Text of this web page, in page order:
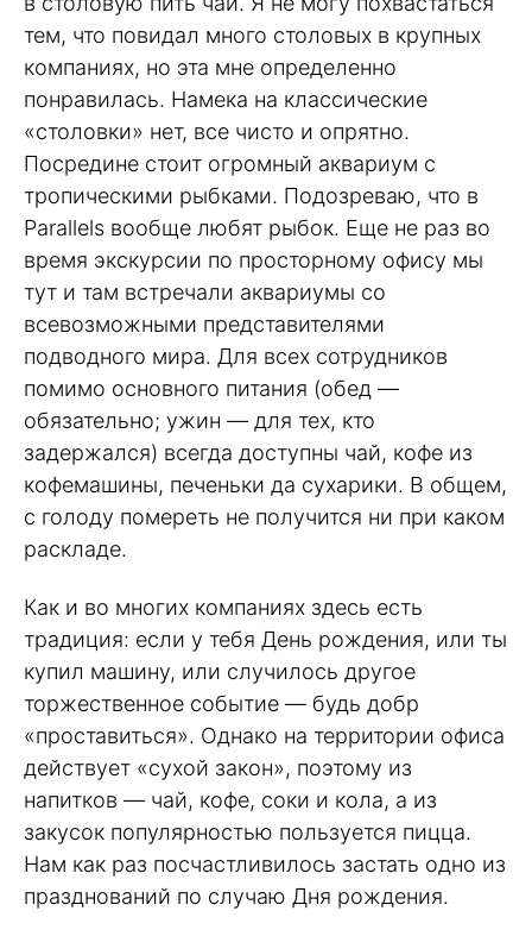
тем, что повидал много столовых в крупных
компаниях, но эта мне определенно
понравилась. Намека на классические
«столовки» нет, все чисто и опрятно.
Посредине стоит огромный аквариум с
тропическими рыбками. Подозреваю, что в
Parallels вообще любят рыбок. Еще не раз во
время экскурсии по просторному офису мы
тут и там встречали аквариумы со
всевозможными представителями
подводного мира. Для всех сотрудников
помимо основного питания (обед —
обязательно; ужин — для тех, кто
задержался) всегда доступны чай, кофе из
кофемашины, печеньки да сухарики. В общем,
с голоду помереть не получится ни при каком
раскладе.
Как и во многих компаниях здесь есть
традиция: если у тебя День рождения, или ты
купил машину, или случилось другое
торжественное событие — будь добр
«проставиться». Однако на территории офиса
действует «сухой закон», поэтому из
напитков — чай, кофе, соки и кола, а из
закусок популярностью пользуется пицца.
Нам как раз посчастливилось застать одно из
празднований по случаю Дня рождения.